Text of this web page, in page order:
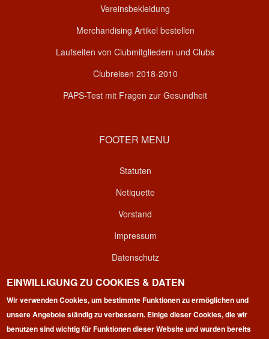
Vereinsbekleidung
Merchandising Artikel bestellen
Laufseiten von Clubmitgliedern und Clubs
Clubreisen 2018-2010
PAPS-Test mit Fragen zur Gesundheit
FOOTER MENU
Statuten
Netiquette
Vorstand
Impressum
Datenschutz
Kontakt
Login
EINWILLIGUNG ZU COOKIES & DATEN
Wir verwenden Cookies, um bestimmte Funktionen zu ermöglichen und
unsere Angebote ständig zu verbessern. Einige dieser Cookies, die wir
benutzen sind wichtig für Funktionen dieser Website und wurden bereits